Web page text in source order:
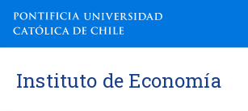
Instituto de Economía